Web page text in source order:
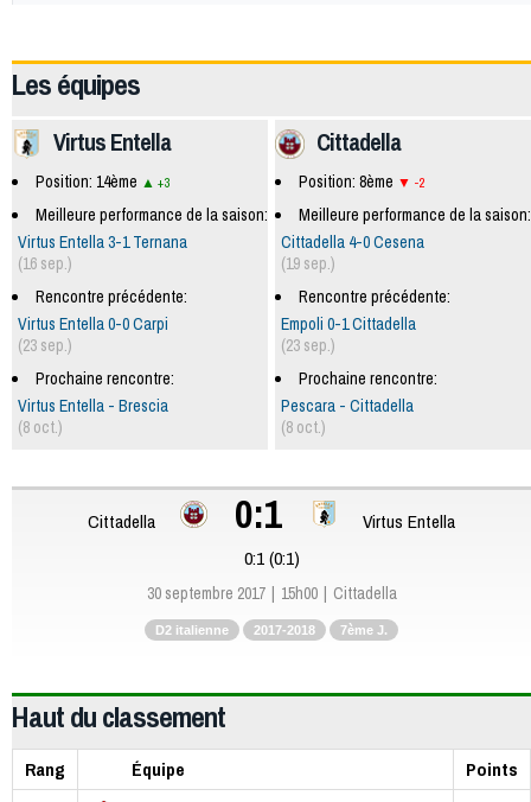
Les équipes
Cittadella
Position: 8ème -2
Meilleure performance de la saison:
Cittadella 4-0 Cesena
(19 sep.)
Rencontre précédente:
Empoli 0-1 Cittadella
(23 sep.)
Prochaine rencontre:
Pescara - Cittadella
(8 oct.)
Virtus Entella
Position: 14ème +3
Meilleure performance de la saison:
Virtus Entella 3-1 Ternana
(16 sep.)
Rencontre précédente:
Virtus Entella 0-0 Carpi
(23 sep.)
Prochaine rencontre:
Virtus Entella - Brescia
(8 oct.)
Cittadella 0:1
Virtus Entella
0:1 (0:1)
30 septembre 2017 15h00 Cittadella
D2 italienne 2017-2018 7ème J.
Haut du classement
Rang Équipe
Points